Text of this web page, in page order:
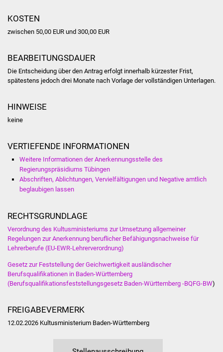
Zehntscheuer
Vereine und Parteien
Selbsteintrag Vereine
Tourismus
Schwäbischer Albtrauf
KOSTEN
zwischen 50,00 EUR und 300,00 EUR
BEARBEITUNGSDAUER
Die Entscheidung über den Antrag erfolgt innerhalb kürzester Frist,
spätestens jedoch drei Monate nach Vorlage der vollständigen Unterlagen.
HINWEISE
keine
VERTIEFENDE INFORMATIONEN
Weitere Informationen der Anerkennungsstelle des
Regierungspräsidiums Tübingen
Abschriften, Ablichtungen, Vervielfältigungen und Negative amtlich
beglaubigen lassen
RECHTSGRUNDLAGE
Verordnung des Kultusministeriums zur Umsetzung allgemeiner
Regelungen zur Anerkennung beruflicher Befähigungsnachweise für
Lehrerberufe (EU-EWR-Lehrerverordnung)
Gesetz zur Feststellung der Geichwertigkeit ausländischer
Berufsqualifikationen in Baden-Württemberg
(Berufsqualifikationsfeststellungsgesetz Baden-Württemberg -BQFG-BW)
FREIGABEVERMERK
12.02.2026 Kultusministerium Baden-Württemberg